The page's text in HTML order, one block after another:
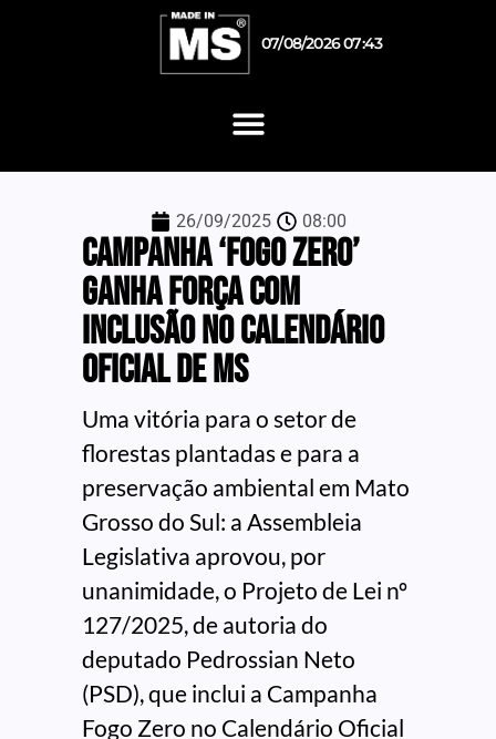
07/08/2026 07:43
26/09/2025 08:00
Campanha ‘Fogo Zero’
ganha força com
inclusão no calendário
oficial de MS
Uma vitória para o setor de
florestas plantadas e para a
preservação ambiental em Mato
Grosso do Sul: a Assembleia
Legislativa aprovou, por
unanimidade, o Projeto de Lei nº
127/2025, de autoria do
deputado Pedrossian Neto
(PSD), que inclui a Campanha
Fogo Zero no Calendário Oficial